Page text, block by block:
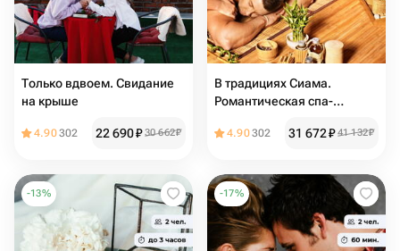
Только вдвоем. Свидание
на крыше
4.90302 22 690₽ 30 662₽
В традициях Сиама.
Романтическая спа-
4.90302 31 672₽ 41 132₽
-13% -17%